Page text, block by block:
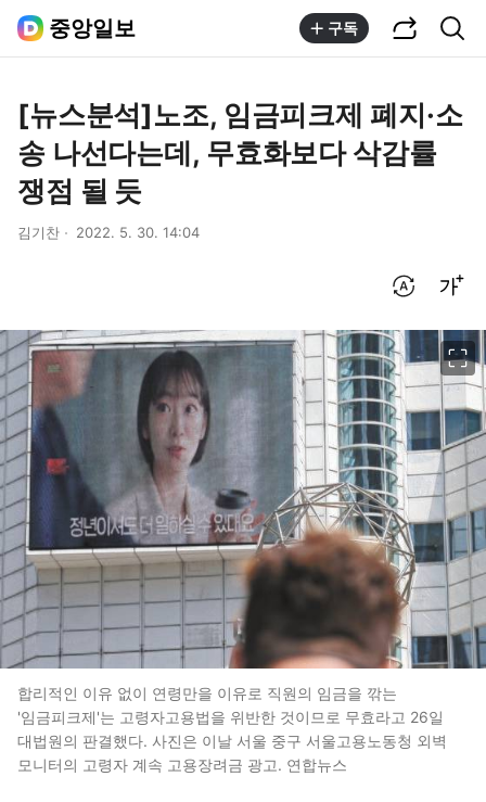
중앙일보 구독
[뉴스분석]노조, 임금피크제 폐지·소
송 나선다는데, 무효화보다 삭감률
쟁점 될 듯
김기찬 2022. 5. 30. 14:04
합리적인 이유 없이 연령만을 이유로 직원의 임금을 깎는
'임금피크제'는 고령자고용법을 위반한 것이므로 무효라고 26일
대법원의 판결했다. 사진은 이날 서울 중구 서울고용노동청 외벽
모니터의 고령자 계속 고용장려금 광고. 연합뉴스